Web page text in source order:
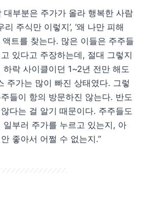
대부분은 주가가 올라 행복한 사람
리 주식만 이렇지’, ‘왜 나만 피해
액트를 찾는다. 많은 이들은 주주들
있다고 주장하는데, 절대 그렇지
락 사이클이던 1~2년 전만 해도
주가는 많이 빠진 상태였다. 그렇
들이 항의 방문하진 않는다. 반도
다는 걸 알기 때문이다. 주주들도
일부러 주가를 누르고 있는지, 아
좋아서 어쩔 수 없는지.”